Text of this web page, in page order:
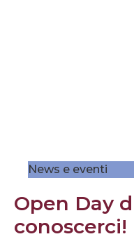
News e eventi
Open Day
conoscerci!